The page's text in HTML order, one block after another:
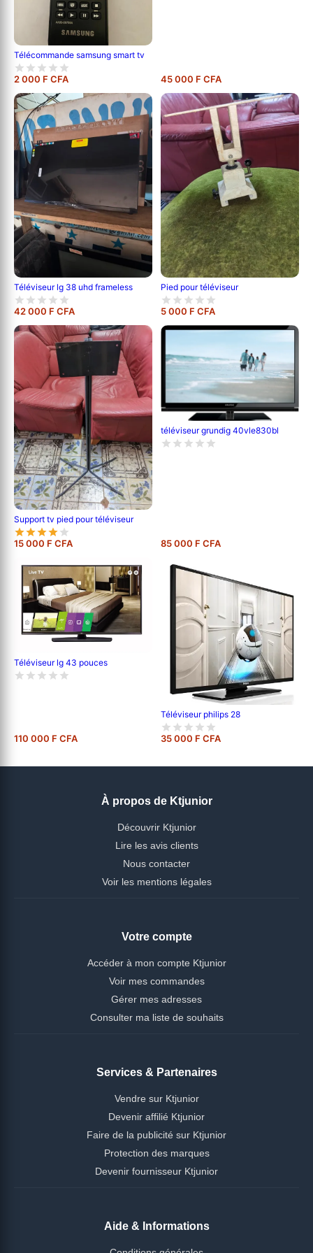
Télécommande samsung smart tv
2 000 F CFA 45 000 F CFA
Téléviseur lg 38 uhd frameless
42 000 F CFA
Pied pour téléviseur
5 000 F CFA
Support tv pied pour téléviseur
15 000 F CFA
téléviseur grundig 40vle830bl
85 000 F CFA
Téléviseur lg 43 pouces
110 000 F CFA
Téléviseur philips 28
35 000 F CFA
À propos de Ktjunior
Découvrir Ktjunior
Lire les avis clients
Nous contacter
Voir les mentions légales
Votre compte
Accéder à mon compte Ktjunior
Voir mes commandes
Gérer mes adresses
Consulter ma liste de souhaits
Services & Partenaires
Vendre sur Ktjunior
Devenir affilié Ktjunior
Faire de la publicité sur Ktjunior
Protection des marques
Devenir fournisseur Ktjunior
Aide & Informations